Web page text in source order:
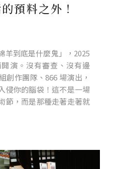
預料之外！
羊到底是什麼鬼」，2025
演。沒有審查、沒有邊
創作團隊、866 場演出，
侵你的腦袋！這不是一場
節，而是那種走著走著就